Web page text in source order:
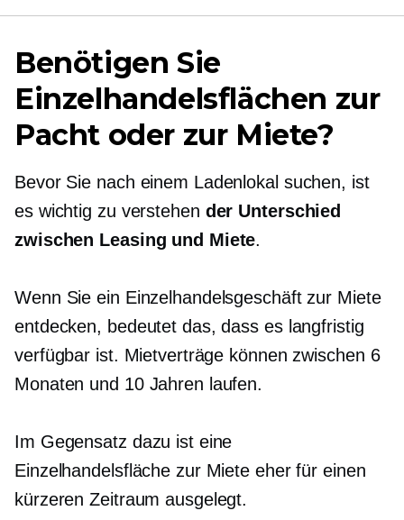
Benötigen Sie
Einzelhandelsflächen zur
Pacht oder zur Miete?
Bevor Sie nach einem Ladenlokal suchen, ist
es wichtig zu verstehen der Unterschied
zwischen Leasing und Miete.
Wenn Sie ein Einzelhandelsgeschäft zur Miete
entdecken, bedeutet das, dass es langfristig
verfügbar ist. Mietverträge können zwischen 6
Monaten und 10 Jahren laufen.
Im Gegensatz dazu ist eine
Einzelhandelsfläche zur Miete eher für einen
kürzeren Zeitraum ausgelegt.